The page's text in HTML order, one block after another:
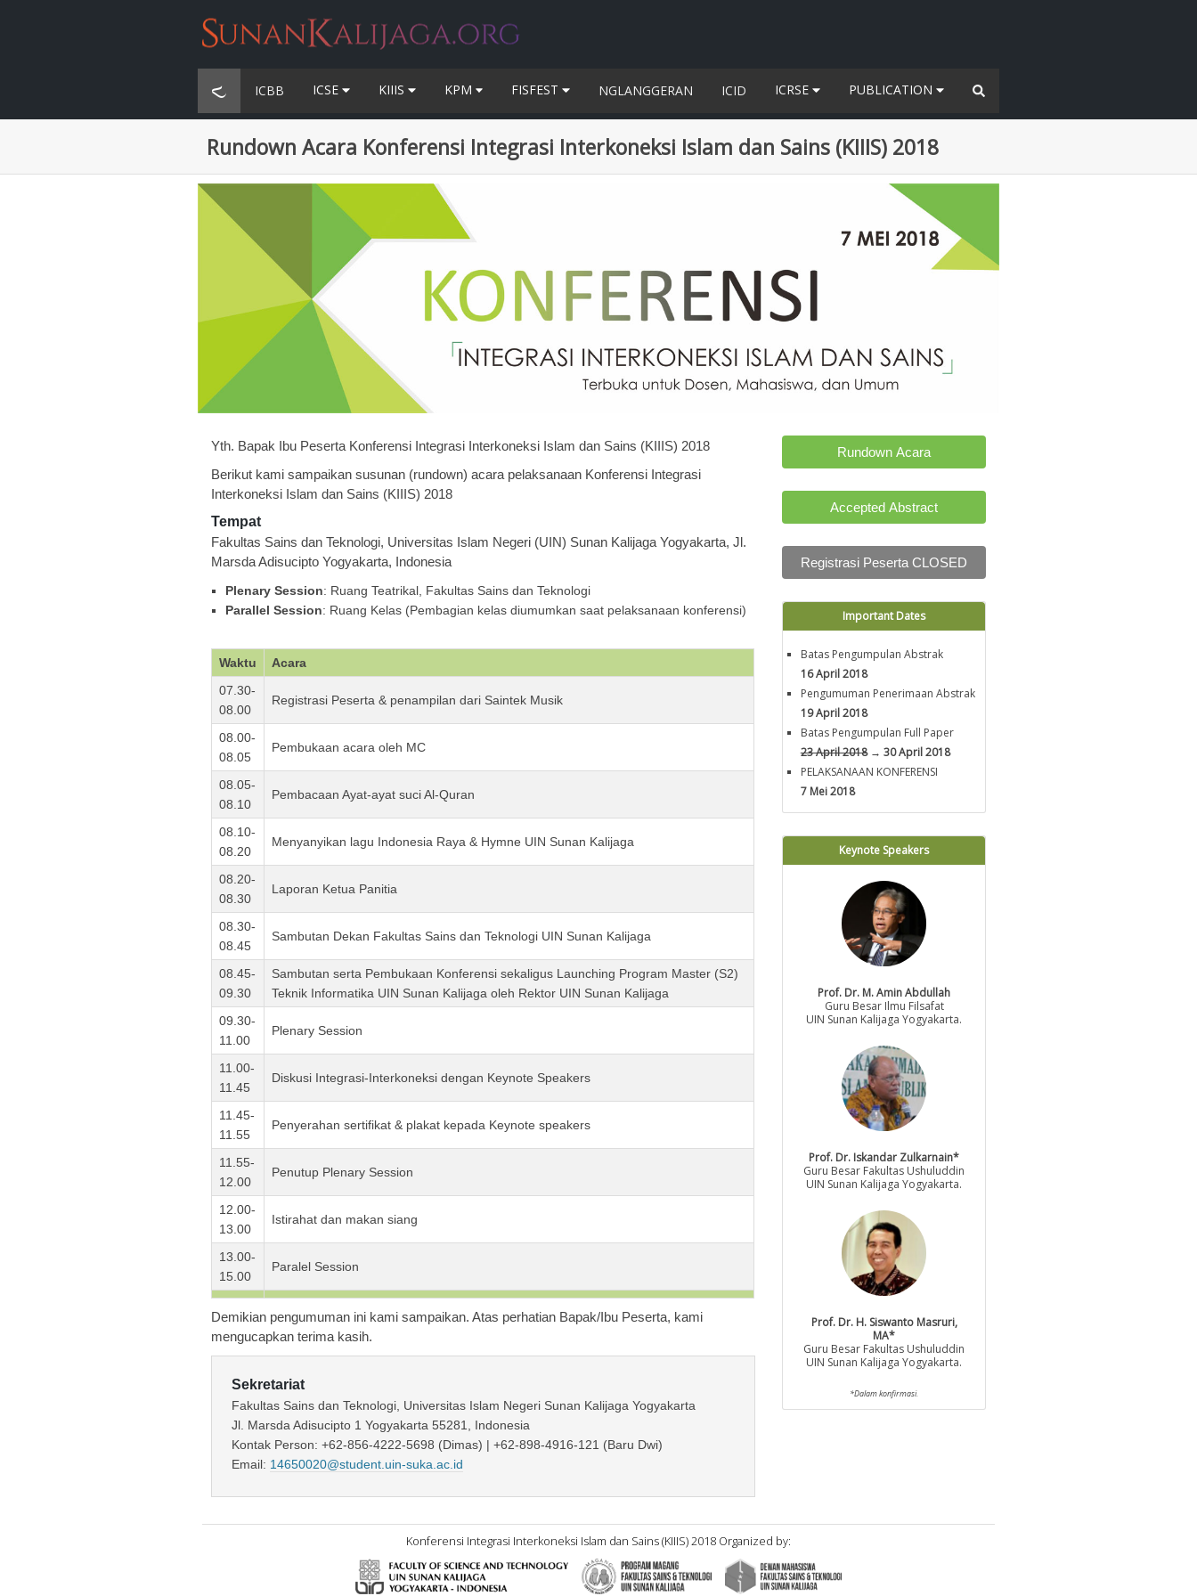
ICBB ICSE KIIIS KPM FISFEST NGLANGGERAN ICID ICRSE PUBLICATION
Rundown Acara Konferensi Integrasi Interkoneksi Islam dan Sains (KIIIS) 2018
Yth. Bapak Ibu Peserta Konferensi Integrasi Interkoneksi Islam dan Sains (KIIIS) 2018
Berikut kami sampaikan susunan (rundown) acara pelaksanaan Konferensi Integrasi
Interkoneksi Islam dan Sains (KIIIS) 2018
Tempat
Fakultas Sains dan Teknologi, Universitas Islam Negeri (UIN) Sunan Kalijaga Yogyakarta, Jl.
Marsda Adisucipto Yogyakarta, Indonesia
Plenary Session: Ruang Teatrikal, Fakultas Sains dan Teknologi
Parallel Session: Ruang Kelas (Pembagian kelas diumumkan saat pelaksanaan konferensi)
Waktu
Acara
07.30-
08.00
Registrasi Peserta & penampilan dari Saintek Musik
08.00-
08.05
Pembukaan acara oleh MC
08.05-
08.10
Pembacaan Ayat-ayat suci Al-Quran
08.10-
08.20
Menyanyikan lagu Indonesia Raya & Hymne UIN Sunan Kalijaga
08.20-
08.30
Laporan Ketua Panitia
08.30-
08.45
Sambutan Dekan Fakultas Sains dan Teknologi UIN Sunan Kalijaga
08.45-
09.30
Sambutan serta Pembukaan Konferensi sekaligus Launching Program Master (S2)
Teknik Informatika UIN Sunan Kalijaga oleh Rektor UIN Sunan Kalijaga
09.30-
11.00
Plenary Session
11.00-
11.45
Diskusi Integrasi-Interkoneksi dengan Keynote Speakers
11.45-
11.55
Penyerahan sertifikat & plakat kepada Keynote speakers
11.55-
12.00
Penutup Plenary Session
12.00-
13.00
Istirahat dan makan siang
13.00-
15.00
Paralel Session
Demikian pengumuman ini kami sampaikan. Atas perhatian Bapak/Ibu Peserta, kami
mengucapkan terima kasih.
Sekretariat
Fakultas Sains dan Teknologi, Universitas Islam Negeri Sunan Kalijaga Yogyakarta
Jl. Marsda Adisucipto 1 Yogyakarta 55281, Indonesia
Kontak Person: +62-856-4222-5698 (Dimas) | +62-898-4916-121 (Baru Dwi)
Email: 14650020@student.uin-suka.ac.id
Rundown Acara
Accepted Abstract
Registrasi Peserta CLOSED
Important Dates
Batas Pengumpulan Abstrak
16 April 2018
Pengumuman Penerimaan Abstrak
19 April 2018
Batas Pengumpulan Full Paper
23 April 2018→ 30 April 2018
PELAKSANAAN KONFERENSI
7 Mei 2018
Keynote Speakers
Prof. Dr. M. Amin Abdullah
Guru Besar Ilmu Filsafat
UIN Sunan Kalijaga Yogyakarta.
Prof. Dr. Iskandar Zulkarnain*
Guru Besar Fakultas Ushuluddin
UIN Sunan Kalijaga Yogyakarta.
Prof. Dr. H. Siswanto Masruri,
MA*
Guru Besar Fakultas Ushuluddin
UIN Sunan Kalijaga Yogyakarta.
*Dalam konfirmasi.
Konferensi Integrasi Interkoneksi Islam dan Sains (KIIIS) 2018 Organized by: